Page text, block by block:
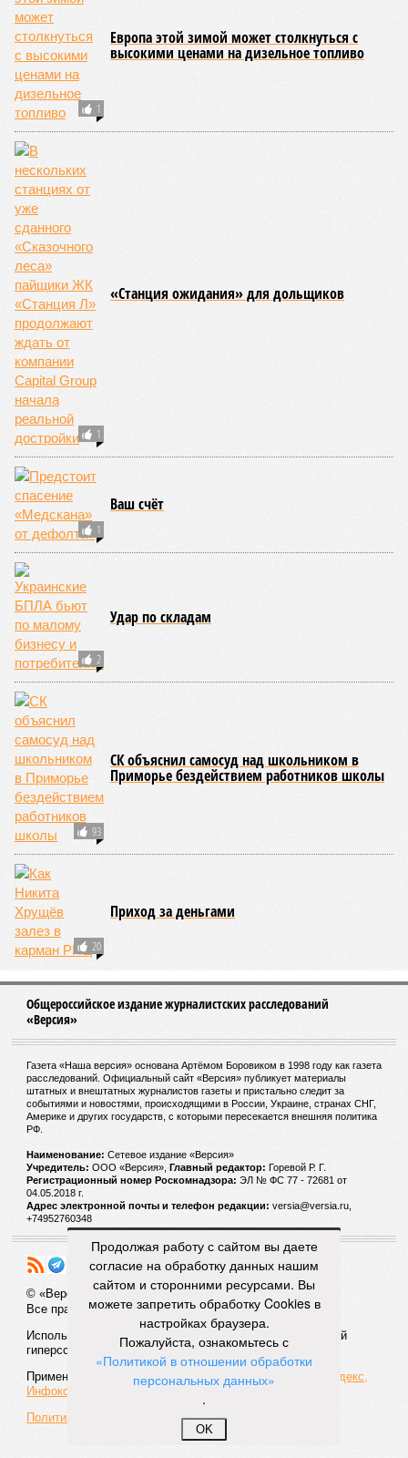
1
Европа этой зимой может столкнуться с
высокими ценами на дизельное топливо
1
«Станция ожидания» для дольщиков
1
Ваш счёт
2
Удар по складам
93
СК объяснил самосуд над школьником в
Приморье бездействием работников школы
20
Приход за деньгами
Общероссийское издание журналистских расследований
«Версия»
Газета «Наша версия» основана Артёмом Боровиком в 1998 году как газета
расследований. Официальный сайт «Версия» публикует материалы
штатных и внештатных журналистов газеты и пристально следит за
событиями и новостями, происходящими в России, Украине, странах СНГ,
Америке и других государств, с которыми пересекается внешняя политика
РФ.
Наименование: Cетевое издание «Версия»
Учредитель: ООО «Версия», Главный редактор: Горевой Р. Г.
Регистрационный номер Роскомнадзора: ЭЛ № ФС 77 - 72681 от
04.05.2018 г.
Адрес электронной почты и телефон редакции: versia@versia.ru,
+74952760348
© «Версия» 18+
Все права защищены
Использование материалов «Версии» без индексируемой
гиперссылки запрещено
Применяются рекомендательные технологии:
СМИ2, Яндекс,
Инфокс
Политика конфиденциальности
Продолжая работу с сайтом вы даете
согласие на обработку данных нашим
сайтом и сторонними ресурсами. Вы
можете запретить обработку Cookies в
настройках браузера.
Пожалуйста, ознакомьтесь с
«Политикой в отношении обработки
персональных данных»
.
OK